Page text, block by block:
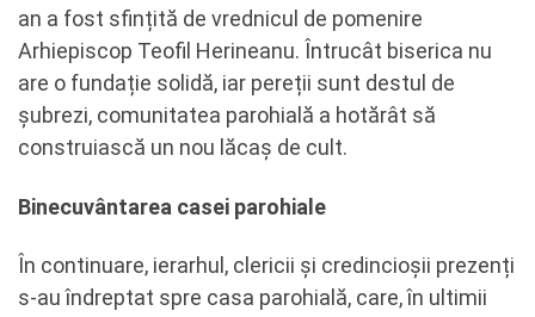
an a fost sfințită de vrednicul de pomenire
Arhiepiscop Teofil Herineanu. Întrucât biserica nu
are o fundație solidă, iar pereții sunt destul de
șubrezi, comunitatea parohială a hotărât să
construiască un nou lăcaș de cult.
Binecuvântarea casei parohiale
În continuare, ierarhul, clericii și credincioșii prezenți
s-au îndreptat spre casa parohială, care, în ultimii